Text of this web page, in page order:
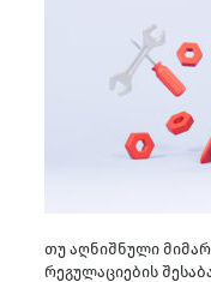
თუ აღნიშნული
რეგულაციების